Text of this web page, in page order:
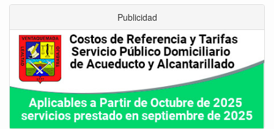
Publicidad